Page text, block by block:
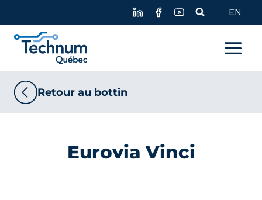
content
EN
Retour au bottin
Eurovia Vinci